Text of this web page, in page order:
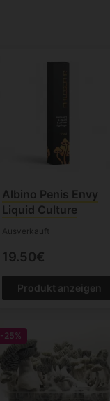
Albino Penis Envy
Liquid Culture
Ausverkauft
19.50€
Produkt anzeigen
-25%